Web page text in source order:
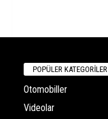
POPÜLER KATEGORİLER
Otomobiller
Videolar